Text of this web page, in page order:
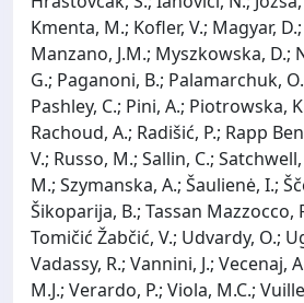
Kmenta, M.; Kofler, V.; Magyar,
Manzano, J.M.; Myszkowska, D.;
G.; Paganoni, B.; Palamarchuk,
Pashley, C.; Pini, A.; Piotrowska,
Rachoud, A.; Radišić, P.; Rapp
V.; Russo, M.; Sallin, C.;
M.; Szymanska, A.; Šaulienė, I.;
Šikoparija, B.; Tassan Mazzocco,
Tomičić Žabčić, V.; Udvardy, O.;
Vadassy, R.; Vannini, J.; Vecenaj,
M.J.; Verardo, P.; Viola, M.C.;